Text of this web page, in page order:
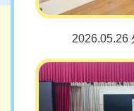
2026.05.26